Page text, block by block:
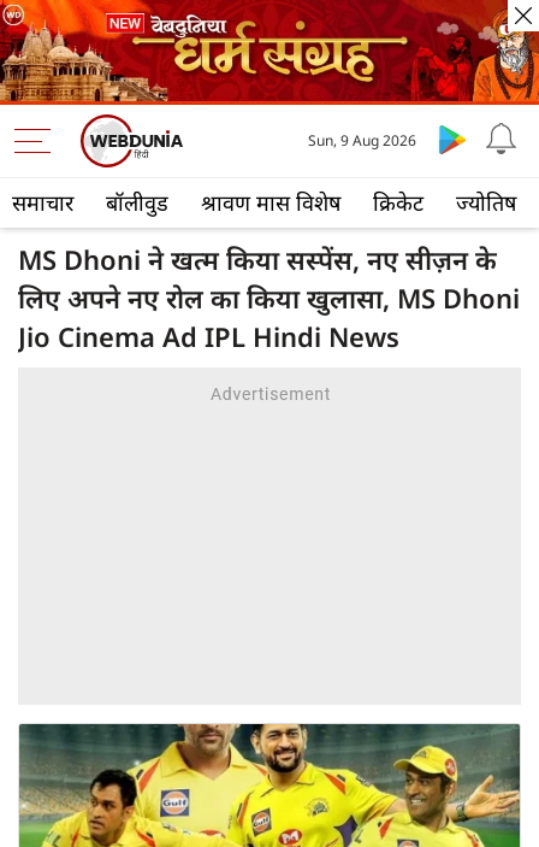
समाचार बॉलीवुड श्रावण मास विशेष क्रिकेट ज्योतिष
Sun, 9 Aug 2026
MS Dhoni ने खत्म किया सस्पेंस, नए सीज़न के
लिए अपने नए रोल का किया खुलासा, MS Dhoni
Jio Cinema Ad IPL Hindi News